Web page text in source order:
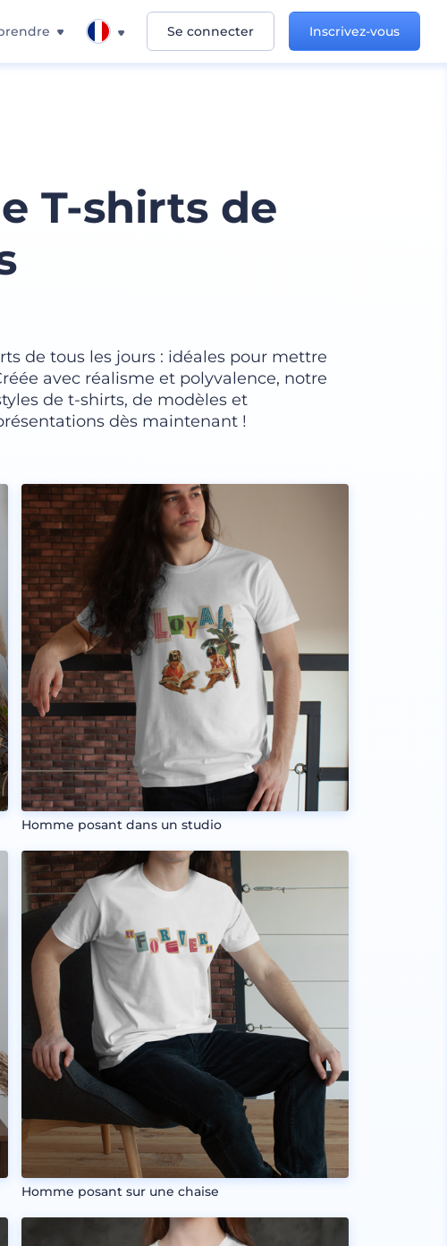
Se connecter Inscrivez-vous
T-shirts de
de tous les jours : idéales pour mettre
avec réalisme et polyvalence, notre
de t-shirts, de modèles et
dès maintenant !
Homme posant dans un studio
Homme posant sur une chaise